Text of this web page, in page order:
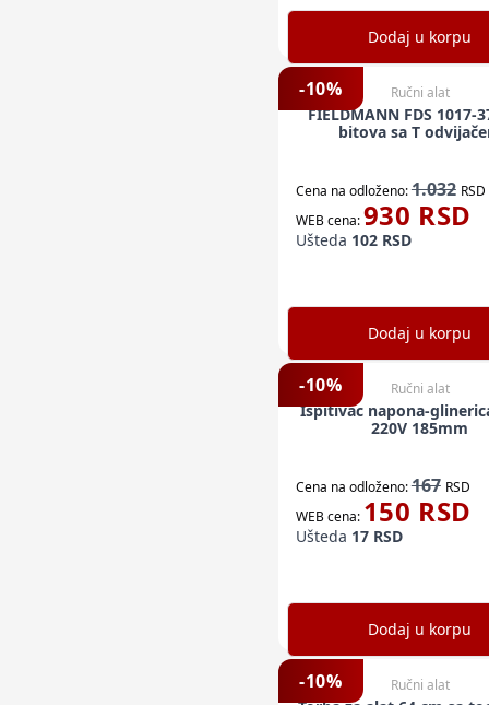
Dodaj u korpu
-10% Ručni alat
FIELDMANN FDS 1017-
bitova sa T
Cena na odloženo:1.032 RSD
WEB cena:930 RSD
Ušteda 102RSD
Dodaj u korpu
-10% Ručni alat
Ispitivac napona-
220V 185mm
Cena na odloženo:167 RSD
WEB cena: 150 RSD
Ušteda 17RSD
Dodaj u korpu
-10% Ručni alat